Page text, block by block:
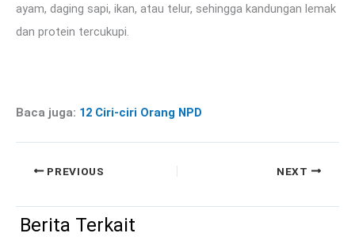
ayam, daging sapi, ikan, atau telur, sehingga kandungan lemak
dan protein tercukupi.
Baca juga: 12 Ciri-ciri Orang NPD
PREVIOUS NEXT
Berita Terkait